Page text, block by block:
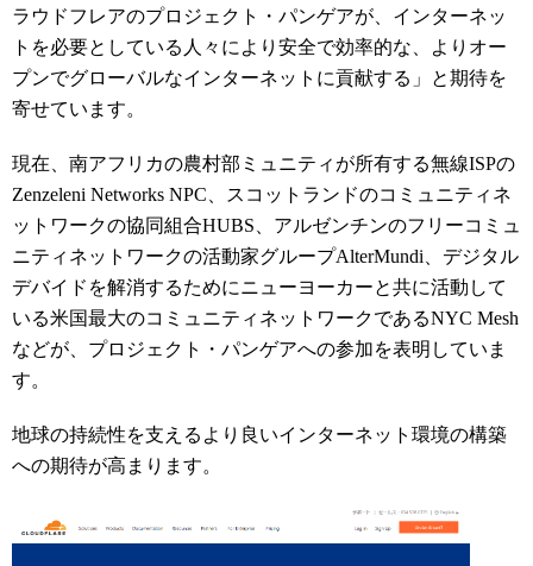
ラウドフレアのプロジェクト・パンゲアが、インターネッ
トを必要としている人々により安全で効率的な、よりオー
プンでグローバルなインターネットに貢献する」と期待を
寄せています。
現在、南アフリカの農村部ミュニティが所有する無線ISPの
Zenzeleni Networks NPC、スコットランドのコミュニティネ
ットワークの協同組合HUBS、アルゼンチンのフリーコミュ
ニティネットワークの活動家グループAlterMundi、デジタル
デバイドを解消するためにニューヨーカーと共に活動して
いる米国最大のコミュニティネットワークであるNYC Mesh
などが、プロジェクト・パンゲアへの参加を表明していま
す。
地球の持続性を支えるより良いインターネット環境の構築
への期待が高まります。